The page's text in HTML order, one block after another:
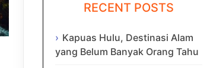
RECENT POSTS
Kapuas Hulu, Destinasi Alam
yang Belum Banyak Orang Tahu